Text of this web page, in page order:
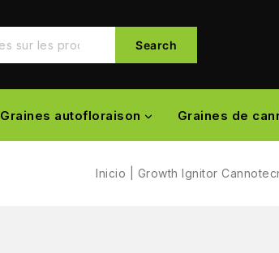
Search
Graines autofloraison Graines de
Inicio Growth Ignitor